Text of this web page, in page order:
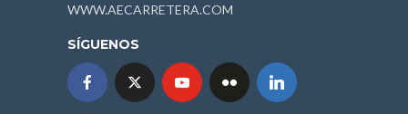
WWW.AECARRETERA.COM
SÍGUENOS